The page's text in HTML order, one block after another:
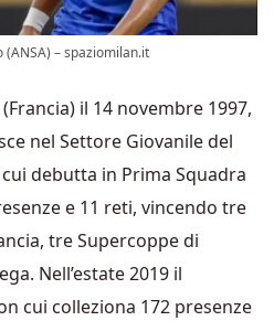
– spaziomilan.it
il 14 novembre 1997,
nel Settore Giovanile del
debutta in Prima Squadra
e 11 reti, vincendo tre
tre Supercoppe di
Nell’estate 2019 il
cui colleziona 172 presenze